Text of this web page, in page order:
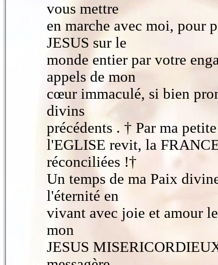
vous mettre
en marche avec moi, pour
JESUS sur le
monde entier par votre
appels de mon
cœur immaculé, si bien
divins
précédents . † Par ma
l'EGLISE revit, la
réconciliées !†
Un temps de ma Paix
l'éternité en
vivant avec joie et amour
mon
JESUS